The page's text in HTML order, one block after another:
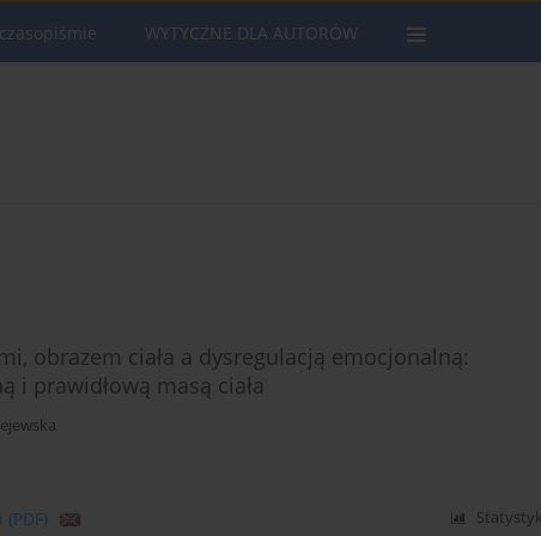
WYTYCZNE DLA AUTORÓW
obrazem ciała a dysregulacją emocjonalną:
i prawidłową masą ciała
(PDF)